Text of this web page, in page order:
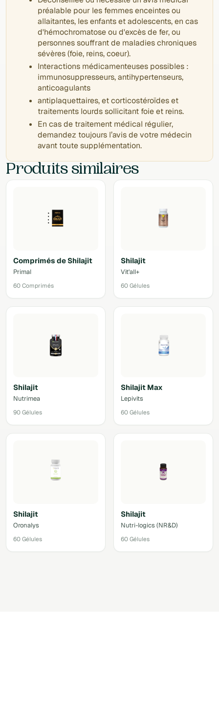
préalable pour les femmes enceintes ou
allaitantes, les enfants et adolescents, en cas
d'hémochromatose ou d'excès de fer, ou
personnes souffrant de maladies chroniques
sévères (foie, reins, coeur).
Interactions médicamenteuses possibles :
immunosuppresseurs, antihypertenseurs,
anticoagulants
antiplaquettaires, et corticostéroïdes et
traitements lourds sollicitant foie et reins.
En cas de traitement médical régulier,
demandez toujours l’avis de votre médecin
avant toute supplémentation.
Produits similaires
Comprimés de Shilajit
Primal
60 Comprimés
Shilajit
Vit'all+
60 Gélules
Shilajit
Nutrimea
90 Gélules
Shilajit Max
Lepivits
60 Gélules
Shilajit
Oronalys
60 Gélules
Shilajit
Nutri-logics (NR&D)
60 Gélules